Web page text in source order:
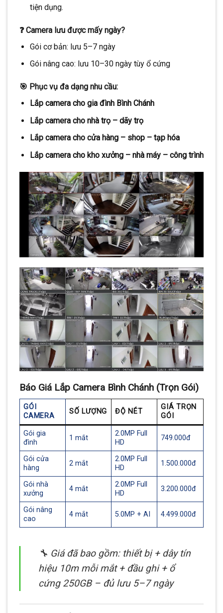
tiện dụng.
❓ Camera lưu được mấy ngày?
Gói cơ bản: lưu 5–7 ngày
Gói nâng cao: lưu 10–30 ngày tùy ổ cứng
🎯 Phục vụ đa dạng nhu cầu:
Lắp camera cho gia đình Bình Chánh
Lắp camera cho nhà trọ – dãy trọ
Lắp camera cho cửa hàng – shop – tạp hóa
Lắp camera cho kho xưởng – nhà máy – công trình
Báo Giá Lắp Camera Bình Chánh (Trọn Gói)
GÓI
CAMERA
SỐ LƯỢNG ĐỘ NÉT
GIÁ TRỌN
GÓI
Gói gia
đình
1 mắt
2.0MP Full
HD
749.000đ
Gói cửa
hàng
2 mắt
2.0MP Full
HD
1.500.000đ
Gói nhà
xưởng
4 mắt
2.0MP Full
HD
3.200.000đ
Gói nâng
cao
4 mắt 5.0MP + AI 4.499.000đ
🔧 Giá đã bao gồm: thiết bị + dây tín
hiệu 10m mỗi mắt + đầu ghi + ổ
cứng 250GB – đủ lưu 5–7 ngày